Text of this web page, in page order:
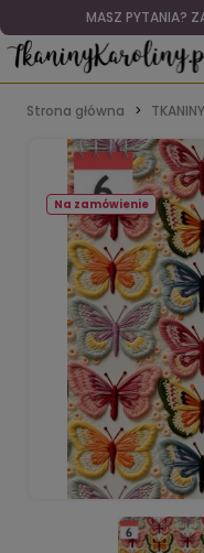
MASZ PYTANIA?
Strona główna
Na zamówienie